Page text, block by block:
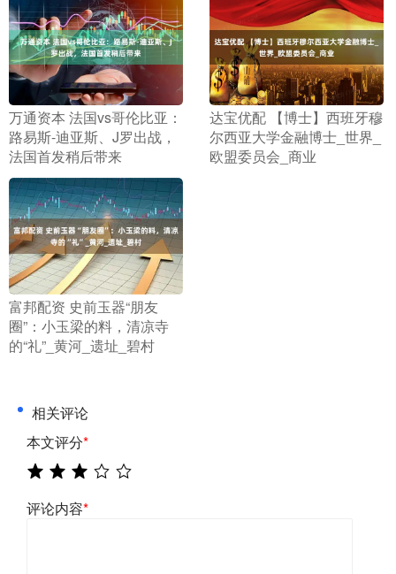
​万通资本 法国vs哥伦比亚：
路易斯-迪亚斯、J罗出战，
法国首发稍后带来
​达宝优配 【博士】西班牙穆
尔西亚大学金融博士_世界_
欧盟委员会_商业
​富邦配资 史前玉器“朋友
圈”：小玉梁的料，清凉寺
的“礼”_黄河_遗址_碧村
相关评论
本文评分*
评论内容*